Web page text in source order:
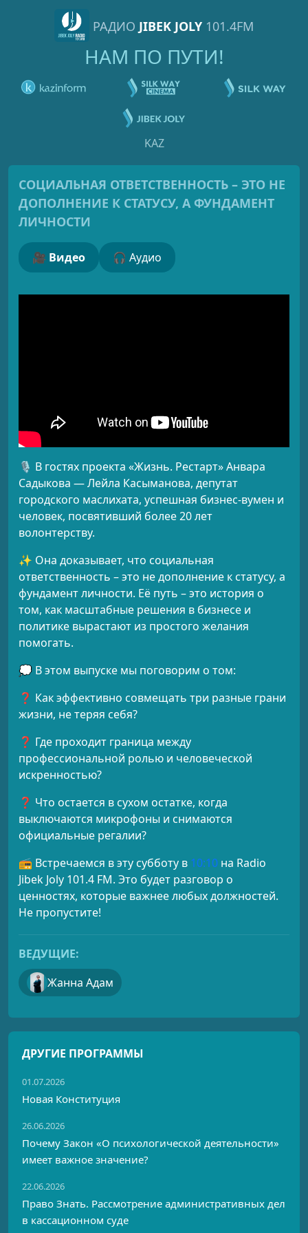
РАДИО JIBEK JOLY 101.4FM
НАМ ПО ПУТИ!
KAZ
CОЦИАЛЬНАЯ ОТВЕТСТВЕННОСТЬ – ЭТО НЕ
ДОПОЛНЕНИЕ К СТАТУСУ, А ФУНДАМЕНТ
ЛИЧНОСТИ
🎥 Видео 🎧 Аудио
🎙 В гостях проекта «Жизнь. Рестарт» Анвара
Садыкова — Лейла Касыманова, депутат
городского маслихата, успешная бизнес-вумен и
человек, посвятивший более 20 лет
волонтерству.
✨ Она доказывает, что социальная
ответственность – это не дополнение к статусу, а
фундамент личности. Её путь – это история о
том, как масштабные решения в бизнесе и
политике вырастают из простого желания
помогать.
💭 В этом выпуске мы поговорим о том:
❓ Как эффективно совмещать три разные грани
жизни, не теряя себя?
❓ Где проходит граница между
профессиональной ролью и человеческой
искренностью?
❓ Что остается в сухом остатке, когда
выключаются микрофоны и снимаются
официальные регалии?
📻 Встречаемся в эту субботу в 10:10 на Radio
Jibek Joly 101.4 FM. Это будет разговор о
ценностях, которые важнее любых должностей.
Не пропустите!
ВЕДУЩИЕ:
Жанна Адам
ДРУГИЕ ПРОГРАММЫ
01.07.2026
Новая Конституция
26.06.2026
Почему Закон «О психологической деятельности»
имеет важное значение?
22.06.2026
Право Знать. Рассмотрение административных дел
в кассационном суде